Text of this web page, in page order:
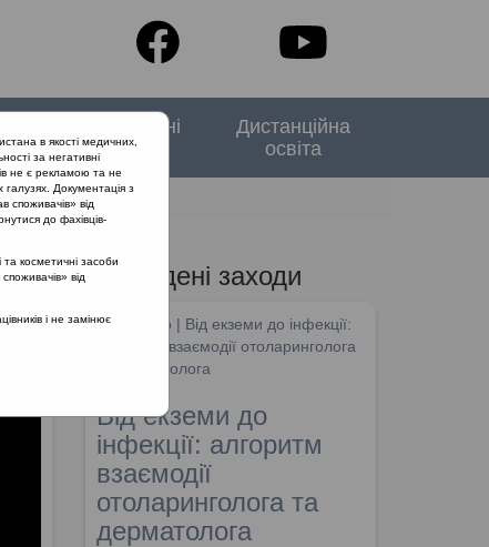
Спеціальні
випуски
Дистанційна
освіта
Проведені заходи
SHDM.info | Від екземи до інфекції:
алгоритм взаємодії отоларинголога
та дерматолога
Від екземи до
інфекції: алгоритм
взаємодії
отоларинголога та
дерматолога
в якості медичних,
за негативні
не є рекламою та не
галузях. Документація з
споживачів» від
до фахівців-
косметичні засоби
від
і не замінює